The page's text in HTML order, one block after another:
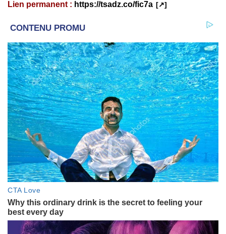
Lien permanent : https://tsadz.co/fic7a